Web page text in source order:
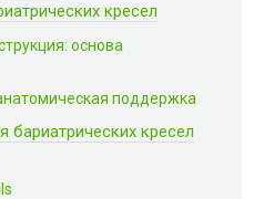
кресел
основа
поддержка
бариатрических кресел